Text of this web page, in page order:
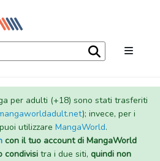
per adulti (+18) sono stati trasferiti
); invece, per i
utilizzare MangaWorld.
con il tuo account di MangaWorld
condivisi tra i due siti, quindi non